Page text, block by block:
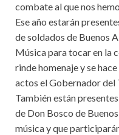
combate al que nos
Ese año estarán
de soldados de Buenos
Música para tocar en la
rinde homenaje y se
actos el Gobernador
También están
de Don Bosco de
música y que